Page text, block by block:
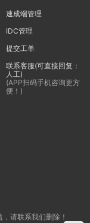
速成端管理
IDC管理
提交工单
联系客服(可直接回复：
人工)
(APP扫码手机咨询更方
便！)
请联系我们删除！